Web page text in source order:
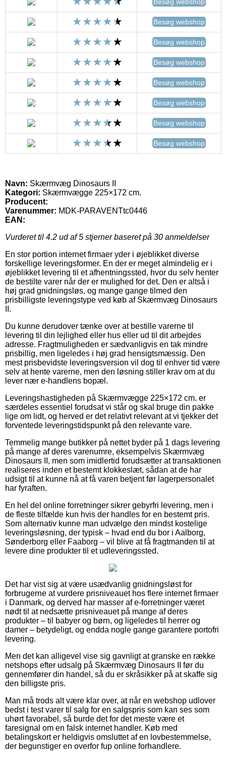
Besøg webshop
Besøg webshop
Besøg webshop
Besøg webshop
Besøg webshop
Besøg webshop
Besøg webshop
Navn: Skærmvæg Dinosaurs II
Kategori: Skærmvægge 225×172 cm.
Producent:
Varenummer: MDK-PARAVENTtc0446
EAN:
Vurderet til 4.2 ud af 5 stjerner baseret på 30 anmeldelser
En stor portion internet firmaer yder i øjeblikket diverse
forskellige leveringsformer. En der er meget almindelig er i
øjeblikket levering til et afhentningssted, hvor du selv henter
de bestilte varer når der er mulighed for det. Den er altså i
høj grad gnidningsløs, og mange gange tilmed den
prisbilligste leveringstype ved køb af Skærmvæg Dinosaurs
II.
Du kunne derudover tænke over at bestille varerne til
levering til din lejlighed eller hus eller ud til dit arbejdes
adresse. Fragtmuligheden er sædvanligvis en tak mindre
prisbillig, men ligeledes i høj grad hensigtsmæssig. Den
mest prisbevidste leveringsversion vil dog til enhver tid være
selv at hente varerne, men den løsning stiller krav om at du
lever nær e-handlens bopæl.
Leveringshastigheden på Skærmvægge 225×172 cm. er
særdeles essentiel forudsat vi står og skal bruge din pakke
lige om lidt, og herved er det relativt relevant at vi tjekker det
forventede leveringstidspunkt på den relevante vare.
Temmelig mange butikker på nettet byder på 1 dags levering
på mange af deres varenumre, eksempelvis Skærmvæg
Dinosaurs II, men som imidlertid forudsætter at transaktionen
realiseres inden et bestemt klokkeslæt, sådan at de har
udsigt til at kunne nå at få varen betjent før lagerpersonalet
har fyraften.
En hel del online forretninger sikrer gebyrfri levering, men i
de fleste tilfælde kun hvis der handles for en bestemt pris.
Som alternativ kunne man udvælge den mindst kostelige
leveringsløsning, der typisk – hvad end du bor i Aalborg,
Sønderborg eller Faaborg – vil blive at få fragtmanden til at
levere dine produkter til et udleveringssted.
Det har vist sig at være usædvanlig gnidningsløst for
forbrugerne at vurdere prisniveauet hos flere internet firmaer
i Danmark, og derved har masser af e-forretninger været
nødt til at nedsætte prisniveauet på mange af deres
produkter – til babyer og børn, og ligeledes til herrer og
damer – betydeligt, og endda nogle gange garantere portofri
levering.
Men det kan alligevel vise sig gavnligt at granske en række
netshops efter udsalg på Skærmvæg Dinosaurs II før du
gennemfører din handel, så du er skråsikker på at skaffe sig
den billigste pris.
Man må trods alt være klar over, at når en webshop udlover
bedst i test varer til salg for en salgspris som kan ses som
uhørt favorabel, så burde det for det meste være et
faresignal om en falsk internet handler. Køb med
betalingskort er heldigvis omsluttet af en lovbestemmelse,
der begunstiger en overfor fup online forhandlere.